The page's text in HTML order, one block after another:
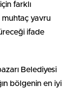
farklı
muhtaç yavru
ifade
Belediyesi
bölgenin en iyi